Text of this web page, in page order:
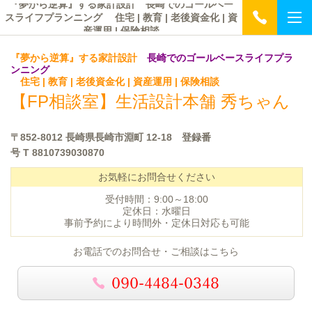
『夢から逆算』する家計設計 長崎でのゴールベー
スライフプランニング 住宅 | 教育 | 老後資金化 | 資
産運用 | 保険相談
『夢から逆算』する家計設計 長崎でのゴールベースライフプラ
ンニング
住宅 | 教育 | 老後資金化 | 資産運用 | 保険相談
【FP相談室】 生活設計本舗 秀ちゃん
〒852-8012 長崎県長崎市淵町 12-18 登録番
号 T 8810739030870
お気軽にお問合せください
受付時間：9:00～18:00
定休日：水曜日
事前予約により時間外・定休日対応も可能
お電話でのお問合せ・ご相談はこちら
090-4484-0348